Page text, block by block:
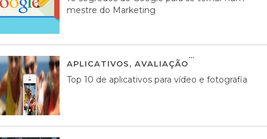
mestre do Marketing
APLICATIVOS, AVALIAÇÃO
Top 10 de aplicativos para vídeo e fotografia